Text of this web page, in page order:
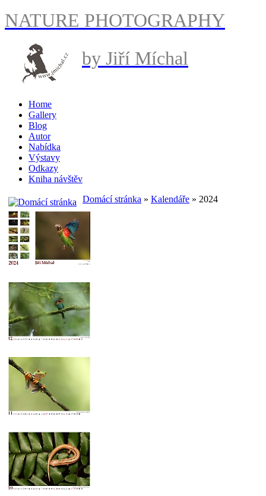
NATURE PHOTOGRAPHY
by Jiří Míchal
Home
Gallery
Blog
Autor
Nabídka
Výstavy
Odkazy
Kniha návštěv
Domácí stránka » Kalendáře » 2024